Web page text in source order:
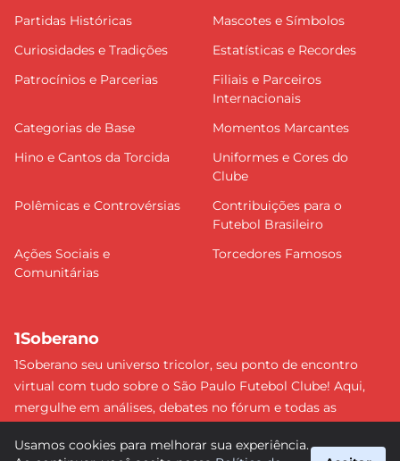
Partidas Históricas
Mascotes e Símbolos
Curiosidades e Tradições
Estatísticas e Recordes
Patrocínios e Parcerias
Filiais e Parceiros
Internacionais
Categorias de Base
Momentos Marcantes
Hino e Cantos da Torcida
Uniformes e Cores do
Clube
Polêmicas e Controvérsias
Contribuições para o
Futebol Brasileiro
Ações Sociais e
Comunitárias
Torcedores Famosos
1Soberano
1Soberano seu universo tricolor, seu ponto de encontro
virtual com tudo sobre o São Paulo Futebol Clube! Aqui,
mergulhe em análises, debates no fórum e todas as
detalhe e faça parte dessa comunidade apaixonada pelo
Usamos cookies para melhorar sua experiência.